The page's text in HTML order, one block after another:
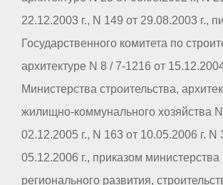
22.12.2003 г., N 149 от 29.08.2003 г.,
Государственного комитета по
архитектуре N 8 / 7-1216 от
Министерства строительства,
жилищно-коммунального хозяйства
02.12.2005 г., N 163 от 10.05.2006 г. N
05.12.2006 г., приказом министерства
регионального развития,